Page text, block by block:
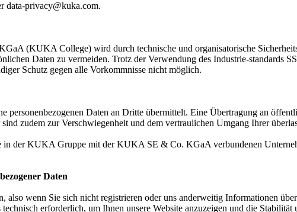
data-privacy@kuka.com.
(KUKA College) wird durch technische und organisatorische
Daten zu vermeiden. Trotz der Verwendung des Industrie-standards
Schutz gegen alle Vorkommnisse nicht möglich.
personenbezogenen Daten an Dritte übermittelt. Eine Übertragung an
zudem zur Verschwiegenheit und dem vertraulichen Umgang Ihrer
in der KUKA Gruppe mit der KUKA SE & Co. KGaA verbundenen
Daten
also wenn Sie sich nicht registrieren oder uns anderweitig Informationen
erforderlich, um Ihnen unsere Website anzuzeigen und die